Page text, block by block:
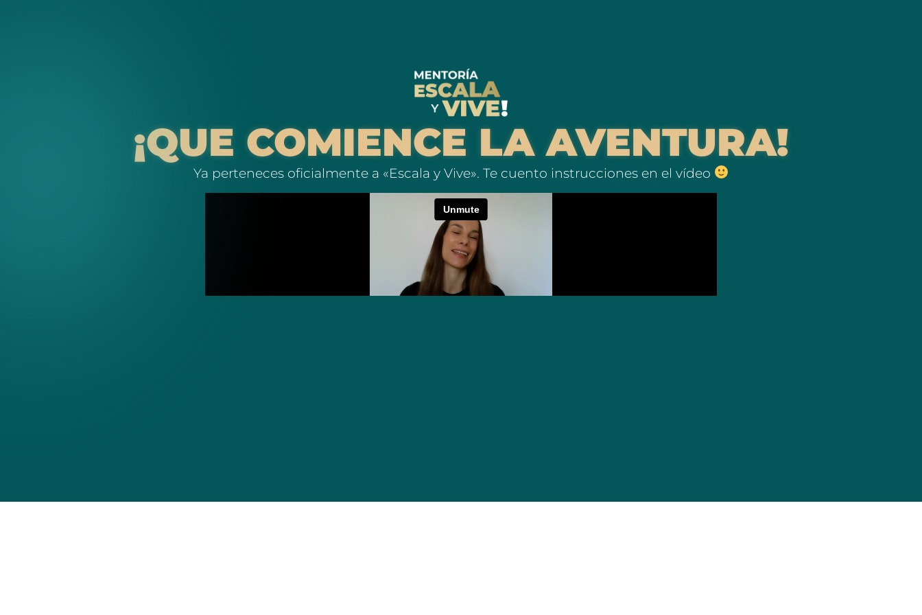
¡QUE COMIENCE LA AVENTURA!
Ya perteneces oficialmente a «Escala y Vive». Te cuento instrucciones en el vídeo